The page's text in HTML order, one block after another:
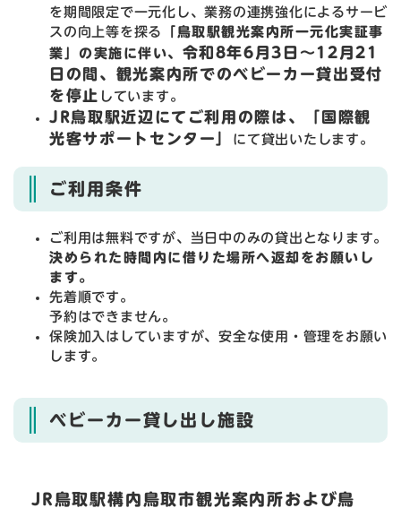
を期間限定で一元化し、業務の連携強化によるサービ
スの向上等を探る
「鳥取駅観光案内所一元化実証事
業」の実施に伴い、 令和8年6月3日～12月21
日の間、 観光案内所でのベビーカー貸出受付
を停止 しています。
JR鳥取駅近辺にてご利用の際は、「国際観
光客サポートセンター」
にて貸出いたします。
ご利用条件
ご利用は無料ですが、当日中のみの貸出となります。
決められた時間内に借りた場所へ返却をお願いし
ます。
先着順です。
予約はできません。
保険加入はしていますが、安全な使用・管理をお願い
します。
ベビーカー貸し出し施設
JR鳥取駅構内鳥取市観光案内所および鳥